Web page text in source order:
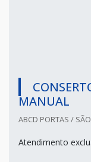
MANUAL
ABCD PORTAS /
Atendimento